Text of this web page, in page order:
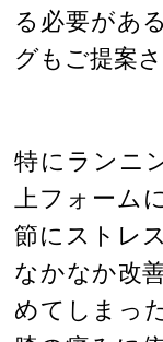
る必要があ
グもご提案
特にランニ
上フォーム
節にストレ
なかなか改
めてしまっ